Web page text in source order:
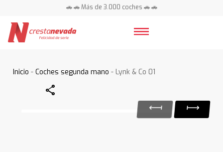
🚗 🚗 Más de 3.000 coches 🚗 🚗
Inicio -Coches segunda mano - Lynk & Co 01
Share